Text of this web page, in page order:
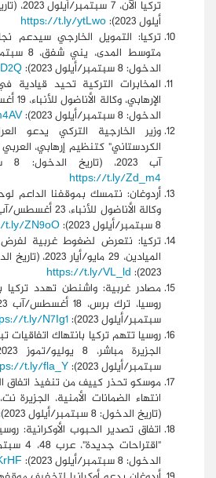
أيلول 2023):
https://t.ly/ytLwo
تركيا: التمويل الخارجي سيدعم
الدخول: 8 سبتمبر/أيلول 2023):
المخابرات التركية تحيد
الدخول: 8 سبتمبر/أيلول 2023):
وزير الخارجية التركي يدعو
آب 2023، (تاريخ الدخول: 8 سبتمبر/أيلول 2023):
https://t.ly/Zd_m4
أردوغان: نتمسك بموقفنا الداعم
8 سبتمبر/أيلول 2023):
t.ly/ZN9oO
تركيا: نتعرض لضغوط غربية
2023):
https://t.ly/VL_ld
مصادر غربية: واشنطن تهدد
سبتمبر/أيلول 2023):
t.ly/N7Ig1
روسيا تتهم تركيا بانتهاك اتفاقيات
سبتمبر/أيلول 2023):
t.ly/fla_Y
موسكو تحذر كييف من تنفيذ اتفاق
(تاريخ الدخول: 8 سبتمبر/أيلول 2023):
اتفاق تصدير الحبوب الأوكرانية:
الدخول: 8 سبتمبر/أيلول 2023):